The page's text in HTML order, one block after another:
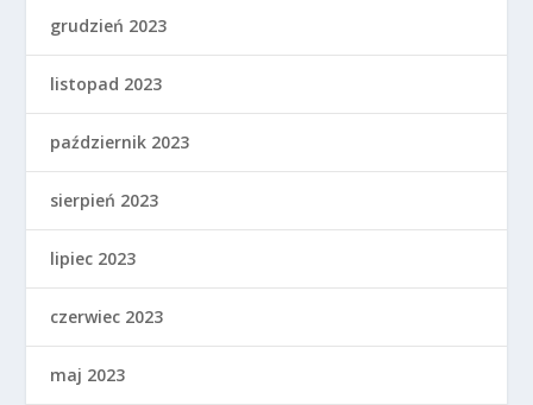
grudzień 2023
listopad 2023
październik 2023
sierpień 2023
lipiec 2023
czerwiec 2023
maj 2023